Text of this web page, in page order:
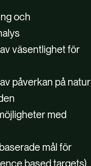
och
väsentlighet för
påverkan på natur
med
mål för